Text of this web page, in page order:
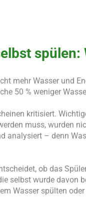
spülen:
mehr Wasser und
50 % weniger
kritisiert.
muss, wurden
analysiert – denn
ob das
selbst wurde davon
Wasser spülten